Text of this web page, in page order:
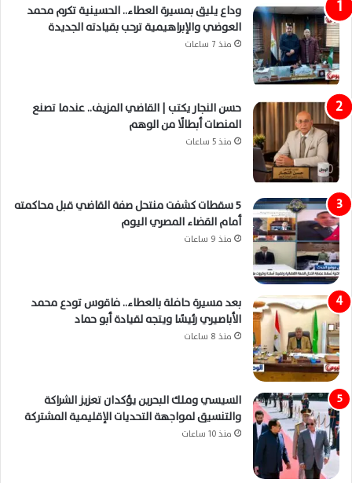
وداع يليق بمسيرة العطاء.. الحسينية تكرم محمد
العوضي والإبراهيمية ترحب بقيادته الجديدة
منذ 7 ساعات
حسن النجار يكتب | القاضي المزيف.. عندما تصنع
المنصات أبطالًا من الوهم
منذ 5 ساعات
5 سقطات كشفت منتحل صفة القاضي قبل محاكمته
أمام القضاء المصري اليوم
منذ 9 ساعات
بعد مسيرة حافلة بالعطاء.. فاقوس تودع محمد
الأباصيري رئيسًا ويتجه لقيادة أبو حماد
منذ 8 ساعات
السيسي وملك البحرين يؤكدان تعزيز الشراكة
والتنسيق لمواجهة التحديات الإقليمية المشتركة
منذ 10 ساعات